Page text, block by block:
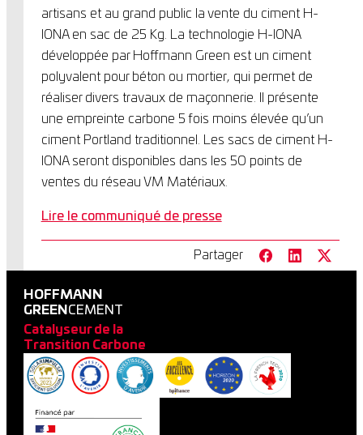
artisans et au grand public la vente du ciment H-
IONA en sac de 25 Kg. La technologie H-IONA
développée par Hoffmann Green est un ciment
polyvalent pour béton ou mortier, qui permet de
réaliser divers travaux de maçonnerie. Il présente
une empreinte carbone 5 fois moins élevée qu’un
ciment Portland traditionnel. Les sacs de ciment H-
IONA seront disponibles dans les 50 points de
ventes du réseau VM Matériaux.
Lire le communiqué de presse
Partager
HOFFMANN
GREEN CEMENT
Catalyseur de la
Transition Carbone